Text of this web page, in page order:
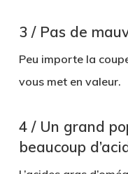
3 / Pas de
Peu importe la
vous met en valeur.
4 / Un grand
beaucoup